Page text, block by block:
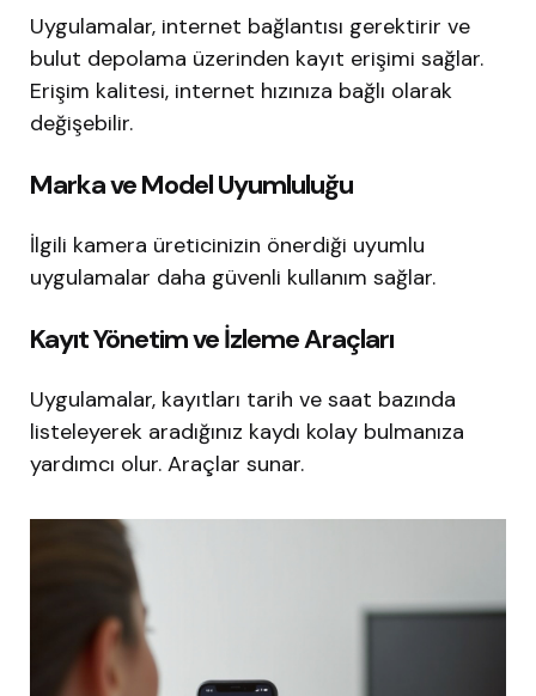
Uygulamalar, internet bağlantısı gerektirir ve
bulut depolama üzerinden kayıt erişimi sağlar.
Erişim kalitesi, internet hızınıza bağlı olarak
değişebilir.
Marka ve Model Uyumluluğu
İlgili kamera üreticinizin önerdiği uyumlu
uygulamalar daha güvenli kullanım sağlar.
Kayıt Yönetim ve İzleme Araçları
Uygulamalar, kayıtları tarih ve saat bazında
listeleyerek aradığınız kaydı kolay bulmanıza
yardımcı olur. Araçlar sunar.